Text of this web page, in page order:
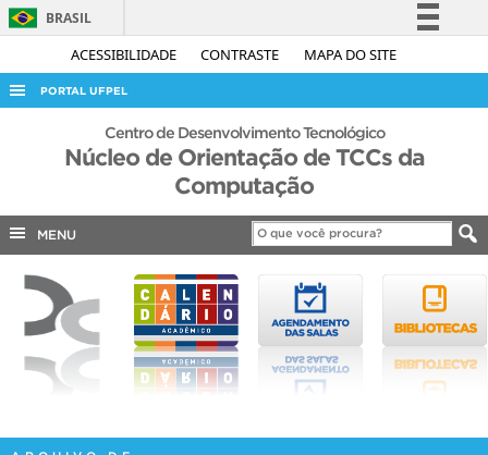
ACESSIBILIDADE CONTRASTE MAPA DO SITE
BRASIL
Simplifique!
Acesso à informação
Legislação
Canais
PORTAL UFPEL
ACESSO À INFORMAÇÃO
AUDITORIA
CONCURSOS
EDITAIS
INTERNACIONAL
OUVIDORIA
Centro de Desenvolvimento Tecnológico
Núcleo de Orientação de TCCs da
Computação
MENU